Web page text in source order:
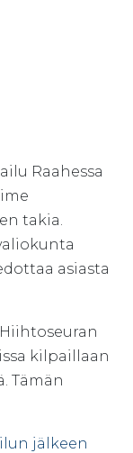
Raahessa
takia.
asiasta
kilpaillaan
Tämän
jälkeen